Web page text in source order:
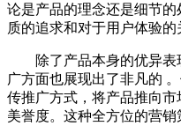
论是产品的理念还是细节
质的追求和对于用户体验的
除了产品本身的优异
广方面也展现出了非凡的
传推广方式，将产品推向
美誉度。这种全方位的营